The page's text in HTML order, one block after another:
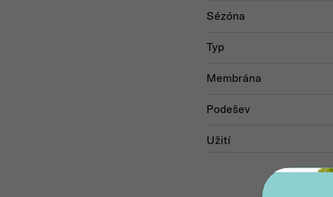
Sézóna
Typ
Membrána
Podešev
Užití